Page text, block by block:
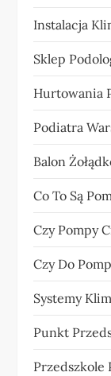
Instalacja
Sklep
Hurtowania
Podiatra
Balon
Co To Są
Czy Pompy
Czy Do
Systemy
Punkt
Przedszkole